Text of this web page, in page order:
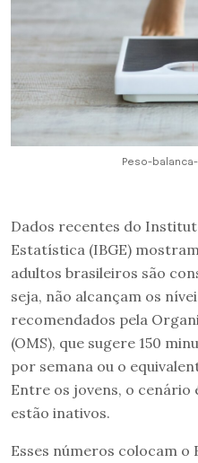
Peso-balanca-
Dados recentes do
Estatística (IBGE)
adultos brasileiros são
seja, não alcançam os
recomendados pela
(OMS), que sugere 150
por semana ou o
Entre os jovens, o cenário
estão inativos.
Esses números colocam